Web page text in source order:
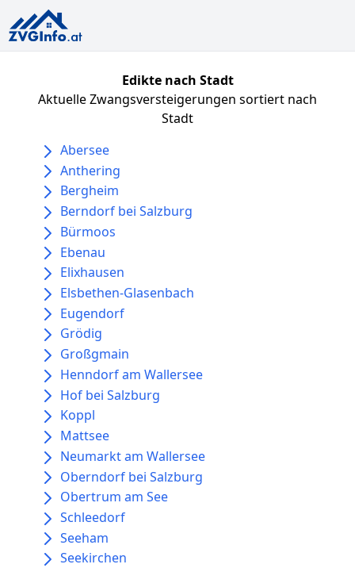
Edikte nach Stadt
Aktuelle Zwangsversteigerungen sortiert nach
Stadt
Abersee
Anthering
Bergheim
Berndorf bei Salzburg
Bürmoos
Ebenau
Elixhausen
Elsbethen-Glasenbach
Eugendorf
Grödig
Großgmain
Henndorf am Wallersee
Hof bei Salzburg
Koppl
Mattsee
Neumarkt am Wallersee
Oberndorf bei Salzburg
Obertrum am See
Schleedorf
Seeham
Seekirchen